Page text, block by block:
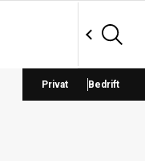
Privat Bedrift